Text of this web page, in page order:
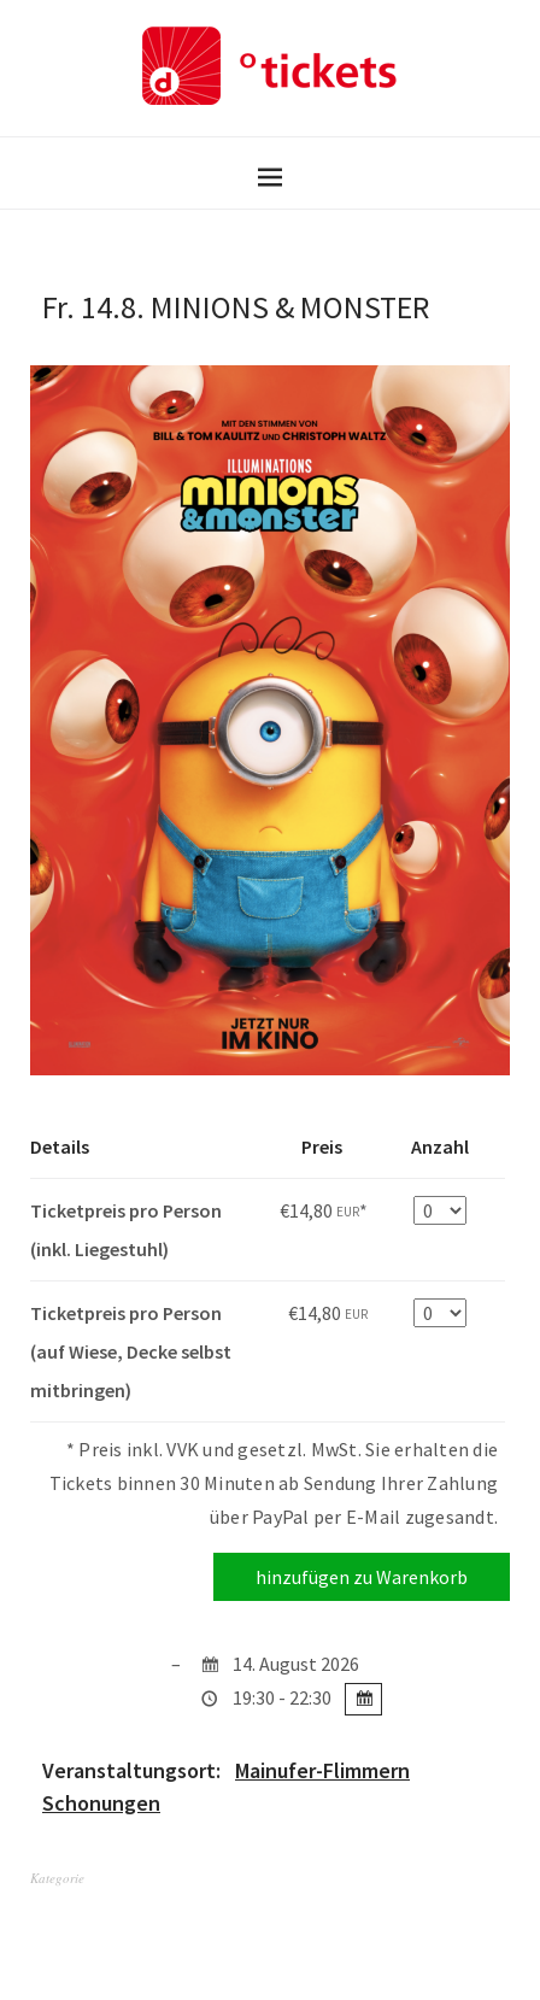
Fr. 14.8. MINIONS & MONSTER
Details Preis Anzahl
Ticketpreis pro Person
(inkl. Liegestuhl)
€14,80 EUR* Anzahl
Ticketpreis pro Person
(auf Wiese, Decke selbst
mitbringen)
€14,80 EUR Anzahl
* Preis inkl. VVK und gesetzl. MwSt. Sie erhalten die
Tickets binnen 30 Minuten ab Sendung Ihrer Zahlung
über PayPal per E-Mail zugesandt.
14. August 2026
19:30 - 22:30
Veranstaltungsort:
Mainufer-Flimmern
Schonungen
Kategorie